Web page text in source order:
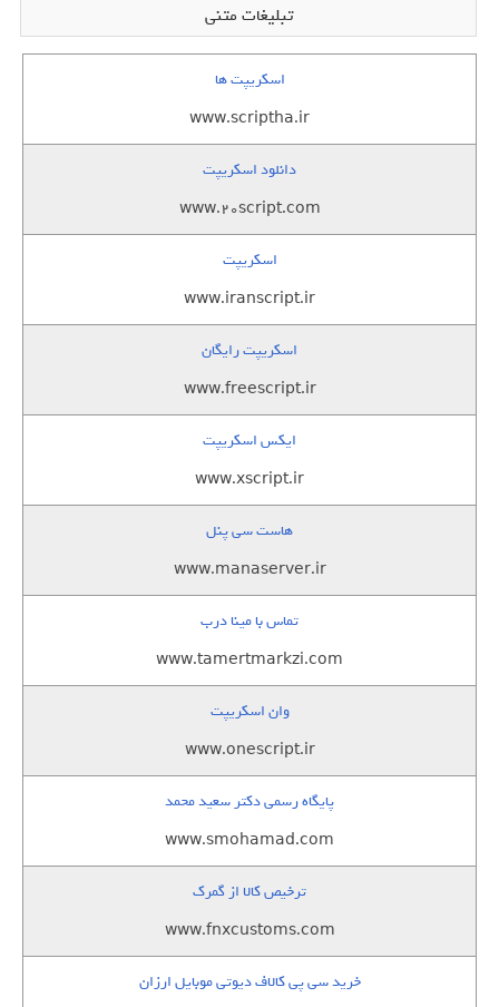
تبلیغات متنی
اسکریپت ها
www.scriptha.ir
دانلود اسکریپت
www.20script.com
اسکریپت
www.iranscript.ir
اسکریپت رایگان
www.freescript.ir
ایکس اسکریپت
www.xscript.ir
هاست سی پنل
www.manaserver.ir
تماس با مینا درب
www.tamertmarkzi.com
وان اسکریپت
www.onescript.ir
پایگاه رسمی دکتر سعید محمد
www.smohamad.com
ترخیص کالا از گمرک
www.fnxcustoms.com
خرید سی پی کالاف دیوتی موبایل ارزان